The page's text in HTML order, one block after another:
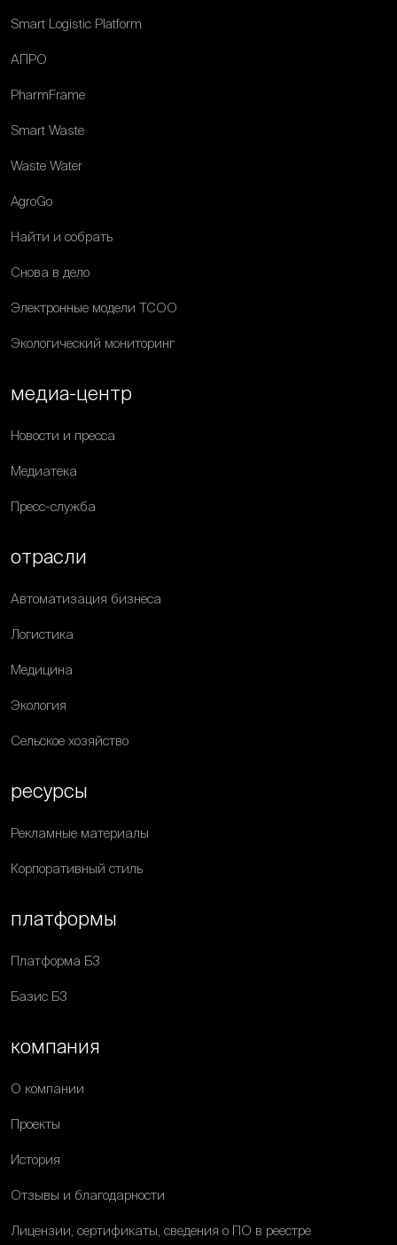
Smart Logistic Platform
АПРО
PharmFrame
Smart Waste
Waste Water
AgroGo
Найти и собрать
Снова в дело
Электронные модели ТСОО
Экологический мониторинг
медиа-центр
Новости и пресса
Медиатека
Пресс-служба
отрасли
Автоматизация бизнеса
Логистика
Медицина
Экология
Сельское хозяйство
ресурсы
Рекламные материалы
Корпоративный стиль
платформы
Платформа Б3
Базис Б3
компания
О компании
Проекты
История
Отзывы и благодарности
Лицензии, сертификаты, сведения о ПО в реестре